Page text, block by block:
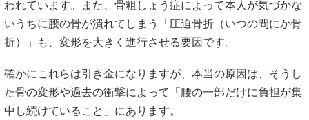
一般的には「加齢（年のせい）」や「重労働による負担」、
そして「過去の尻もちやケガ（外傷）」などがきっかけと言
われています。また、骨粗しょう症によって本人が気づかな